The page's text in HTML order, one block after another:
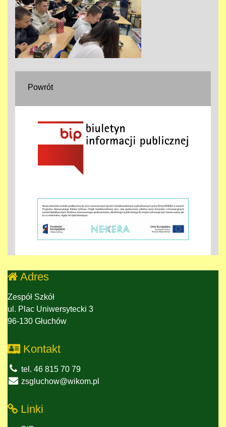
Powrót
Adres
Zespół Szkół
ul. Plac Uniwersytecki 3
96-130 Głuchów
Kontakt
tel. 46 815 70 79
zsgluchow@wikom.pl
Linki